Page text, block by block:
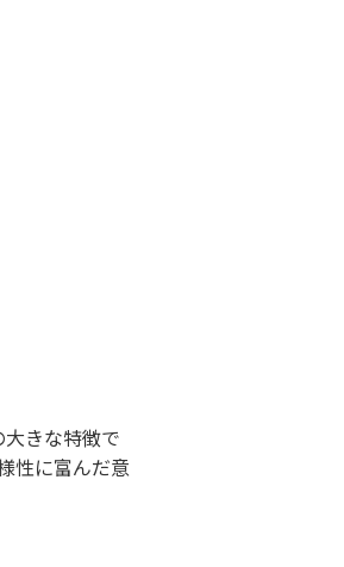
きな特徴で
性に富んだ意